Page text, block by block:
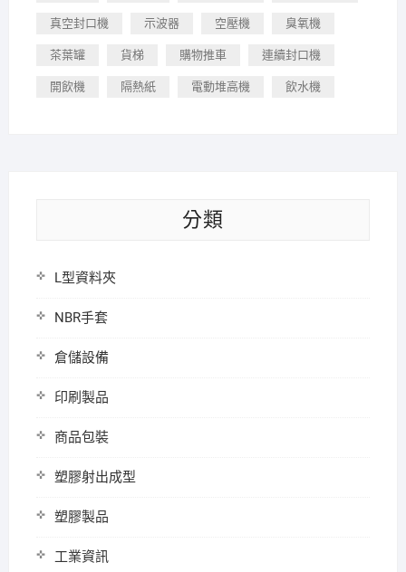
真空封口機 示波器 空壓機 臭氧機
茶葉罐 貨梯 購物推車 連續封口機
開飲機 隔熱紙 電動堆高機 飲水機
分類
L型資料夾
NBR手套
倉儲設備
印刷製品
商品包裝
塑膠射出成型
塑膠製品
工業資訊